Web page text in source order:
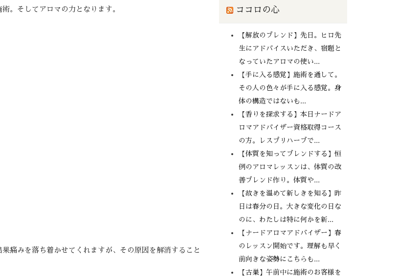
。そしてアロマの力となります。
痛みを落ち着かせてくれますが、その原因を解消すること
ココロの心
【解放のブレンド】先日。ヒロ先
生にアドバイスいただき、宿題と
なっていたアロマの使い...
【手に入る感覚】施術を通して。
その人の色々が手に入る感覚。身
体の構造ではないも...
【香りを探求する】本日ナードア
ロマアドバイザー資格取得コース
の方。レスプリハーブで...
【体質を知ってブレンドする】恒
例のアロマレッスンは、体質の改
善ブレンド作り。体質や...
【故きを温めて新しきを知る】昨
日は春分の日。大きな変化の日な
のに、わたしは特に何かを新...
【ナードアロマアドバイザー】春
のレッスン開始です。理解も早く
前向きな姿勢にこちらも...
【古巣】午前中に施術のお客様を